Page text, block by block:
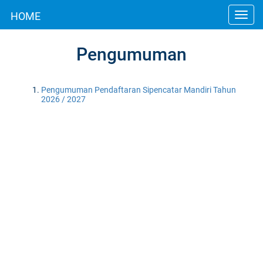
HOME
Pengumuman
Pengumuman Pendaftaran Sipencatar Mandiri Tahun
2026 / 2027